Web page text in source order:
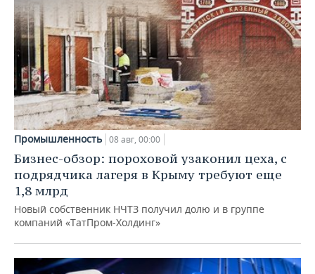
Промышленность 08 авг, 00:00
Бизнес-обзор: пороховой узаконил цеха, с
подрядчика лагеря в Крыму требуют еще
1,8 млрд
Новый собственник НЧТЗ получил долю и в группе
компаний «ТатПром-Холдинг»